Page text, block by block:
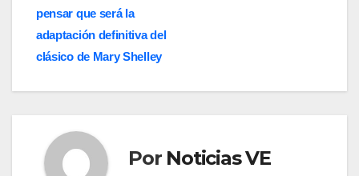
pensar que será la
adaptación definitiva del
clásico de Mary Shelley
Por Noticias VE